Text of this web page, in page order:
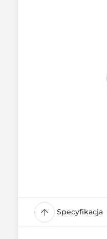
Specyfikacja